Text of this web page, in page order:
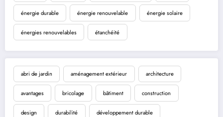
énergie durable énergie renouvelable énergie solaire
énergies renouvelables étanchéité
abri de jardin aménagement extérieur architecture
avantages bricolage bâtiment construction
design durabilité développement durable